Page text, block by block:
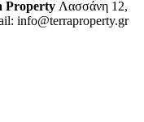
Property Λασσάνη 12,
info@terraproperty.gr